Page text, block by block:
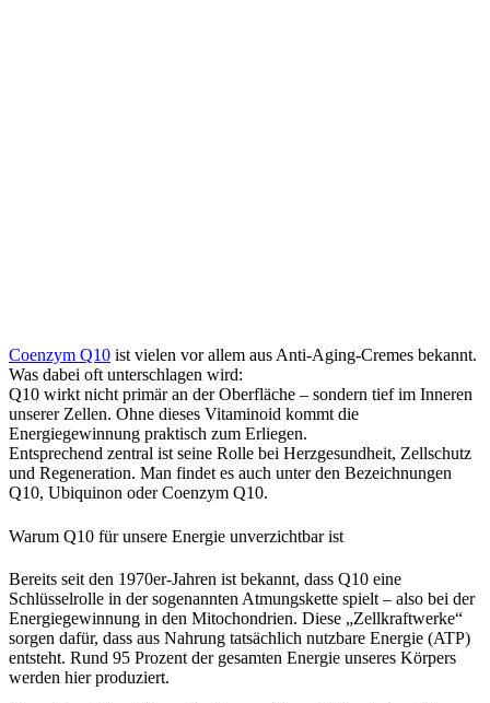
Coenzym Q10 ist vielen vor allem aus Anti-Aging-Cremes bekannt.
Was dabei oft unterschlagen wird:
Q10 wirkt nicht primär an der Oberfläche – sondern tief im Inneren
unserer Zellen. Ohne dieses Vitaminoid kommt die
Energiegewinnung praktisch zum Erliegen.
Entsprechend zentral ist seine Rolle bei Herzgesundheit, Zellschutz
und Regeneration. Man findet es auch unter den Bezeichnungen
Q10, Ubiquinon oder Coenzym Q10.
Warum Q10 für unsere Energie unverzichtbar ist
Bereits seit den 1970er-Jahren ist bekannt, dass Q10 eine
Schlüsselrolle in der sogenannten Atmungskette spielt – also bei der
Energiegewinnung in den Mitochondrien. Diese „Zellkraftwerke“
sorgen dafür, dass aus Nahrung tatsächlich nutzbare Energie (ATP)
entsteht. Rund 95 Prozent der gesamten Energie unseres Körpers
werden hier produziert.